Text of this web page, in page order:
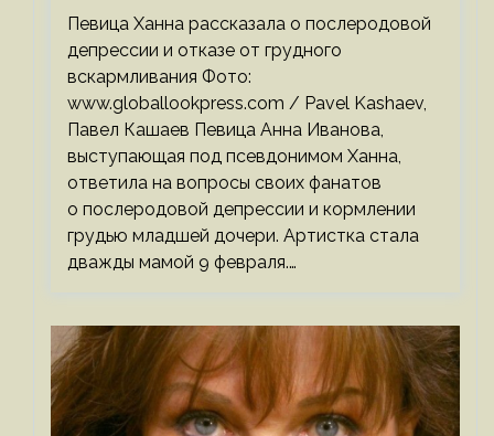
родов
Певица Ханна рассказала о послеродовой
депрессии и отказе от грудного
вскармливания Фото:
www.globallookpress.com / Pavel Kashaev,
Павел Кашаев Певица Анна Иванова,
выступающая под псевдонимом Ханна,
ответила на вопросы своих фанатов
о послеродовой депрессии и кормлении
грудью младшей дочери. Артистка стала
дважды мамой 9 февраля.…